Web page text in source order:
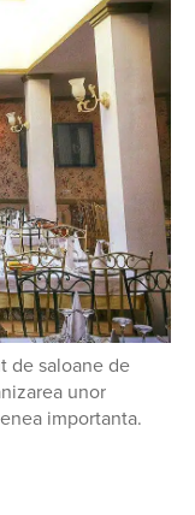
de saloane de
unor
importanta.